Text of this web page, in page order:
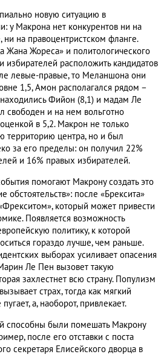
новую ситуацию в
у Макрона нет конкурентов ни на
ни на правоцентристском фланге.
Жана Жореса» и политологического
избирателей расположить кандидатов
левые-правые, то Меланшона они
1,5, Амон располагался рядом –
Фийон (8,1) и мадам Ле
свободен и на нем вольготно
в 5,2. Макрон не только
территорию центра, но и был
за его пределы: он получил 22%
и 16% правых избирателей.
помогают Макрону создать это
обстоятельств»: после «Брексита»
который может привести
Появляется возможность
политику, к которой
гораздо лучше, чем раньше.
выборах усиливает опасения
Ле Пен вызовет такую
захлестнет всю страну. Популизм
страх, тогда как мягкий
а, наоборот, привлекает.
способны были помешать Макрону
после его отставки с поста
секретаря Елисейского дворца в